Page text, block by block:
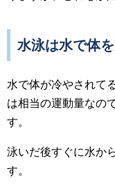
水泳は水で体
水で体が冷やされて
は相当の運動量なの
す。
泳いだ後すぐに水か
す。